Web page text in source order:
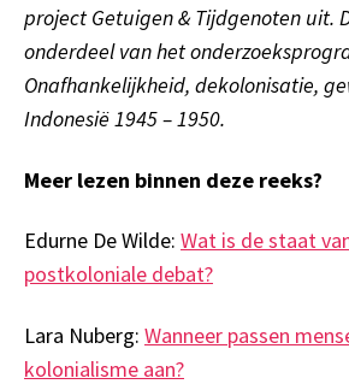
project Getuigen & Tijdgenoten uit.
onderdeel van het
Onafhankelijkheid, dekolonisatie,
Indonesië 1945 – 1950.
Meer lezen binnen deze reeks?
Edurne De Wilde: Wat is de staat
postkoloniale debat?
Lara Nuberg: Wanneer passen
kolonialisme aan?